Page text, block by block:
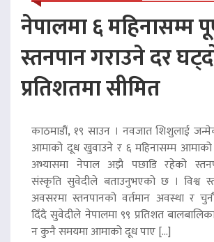
नेपालमा ६ महिनासम्म
स्तनपान गराउने दर
प्रतिशतमा सीमित
काठमाडौं, १९ साउन । नवजात शिशुलाई
आमाको दूध खुवाउने र ६ महिनासम्म आमाको
अभ्यासमा नेपाल अझै पछाडि रहेको
संस्कृति सुवेदीले बताउनुभएको छ । विश्व
अवसरमा स्तनपानको वर्तमान अवस्था र
दिँदै सुवेदीले नेपालमा ९९ प्रतिशत
न कुनै समयमा आमाको दूध पाए […]